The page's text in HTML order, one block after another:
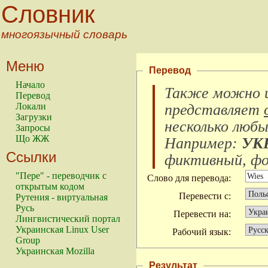
Словник
многоязычный словарь
Меню
Начало
Перевод
Локали
Загрузки
Запросы
Що ЖЖ
Ссылки
"Пере" - переводчик с
открытым кодом
Рутения - виртуальная
Русь
Лингвистический портал
Украинская Linux User
Group
Украинская Mozilla
Перевод
Также можно
представляет
несколько
Например:
фиктивный,
Слово для перевода:
Перевести с:
Перевести на:
Рабочий язык:
Результат